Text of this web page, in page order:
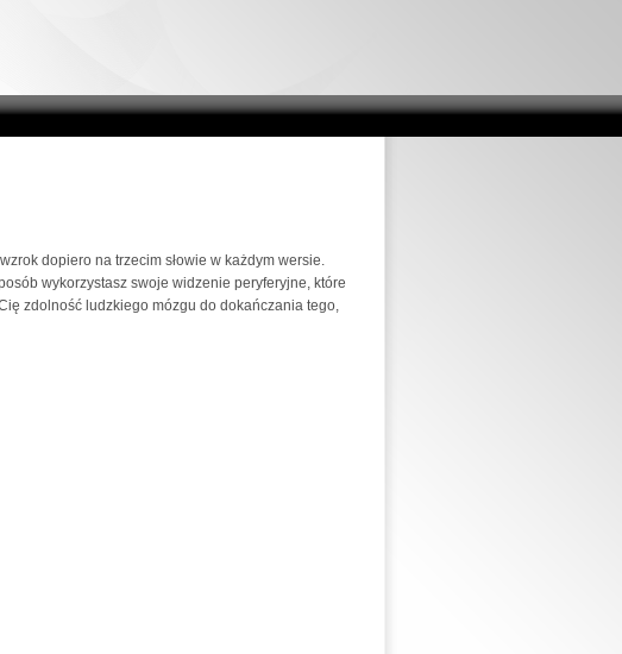
dopiero na trzecim słowie w każdym wersie.
wykorzystasz swoje widzenie peryferyjne, które
zdolność ludzkiego mózgu do dokańczania tego,